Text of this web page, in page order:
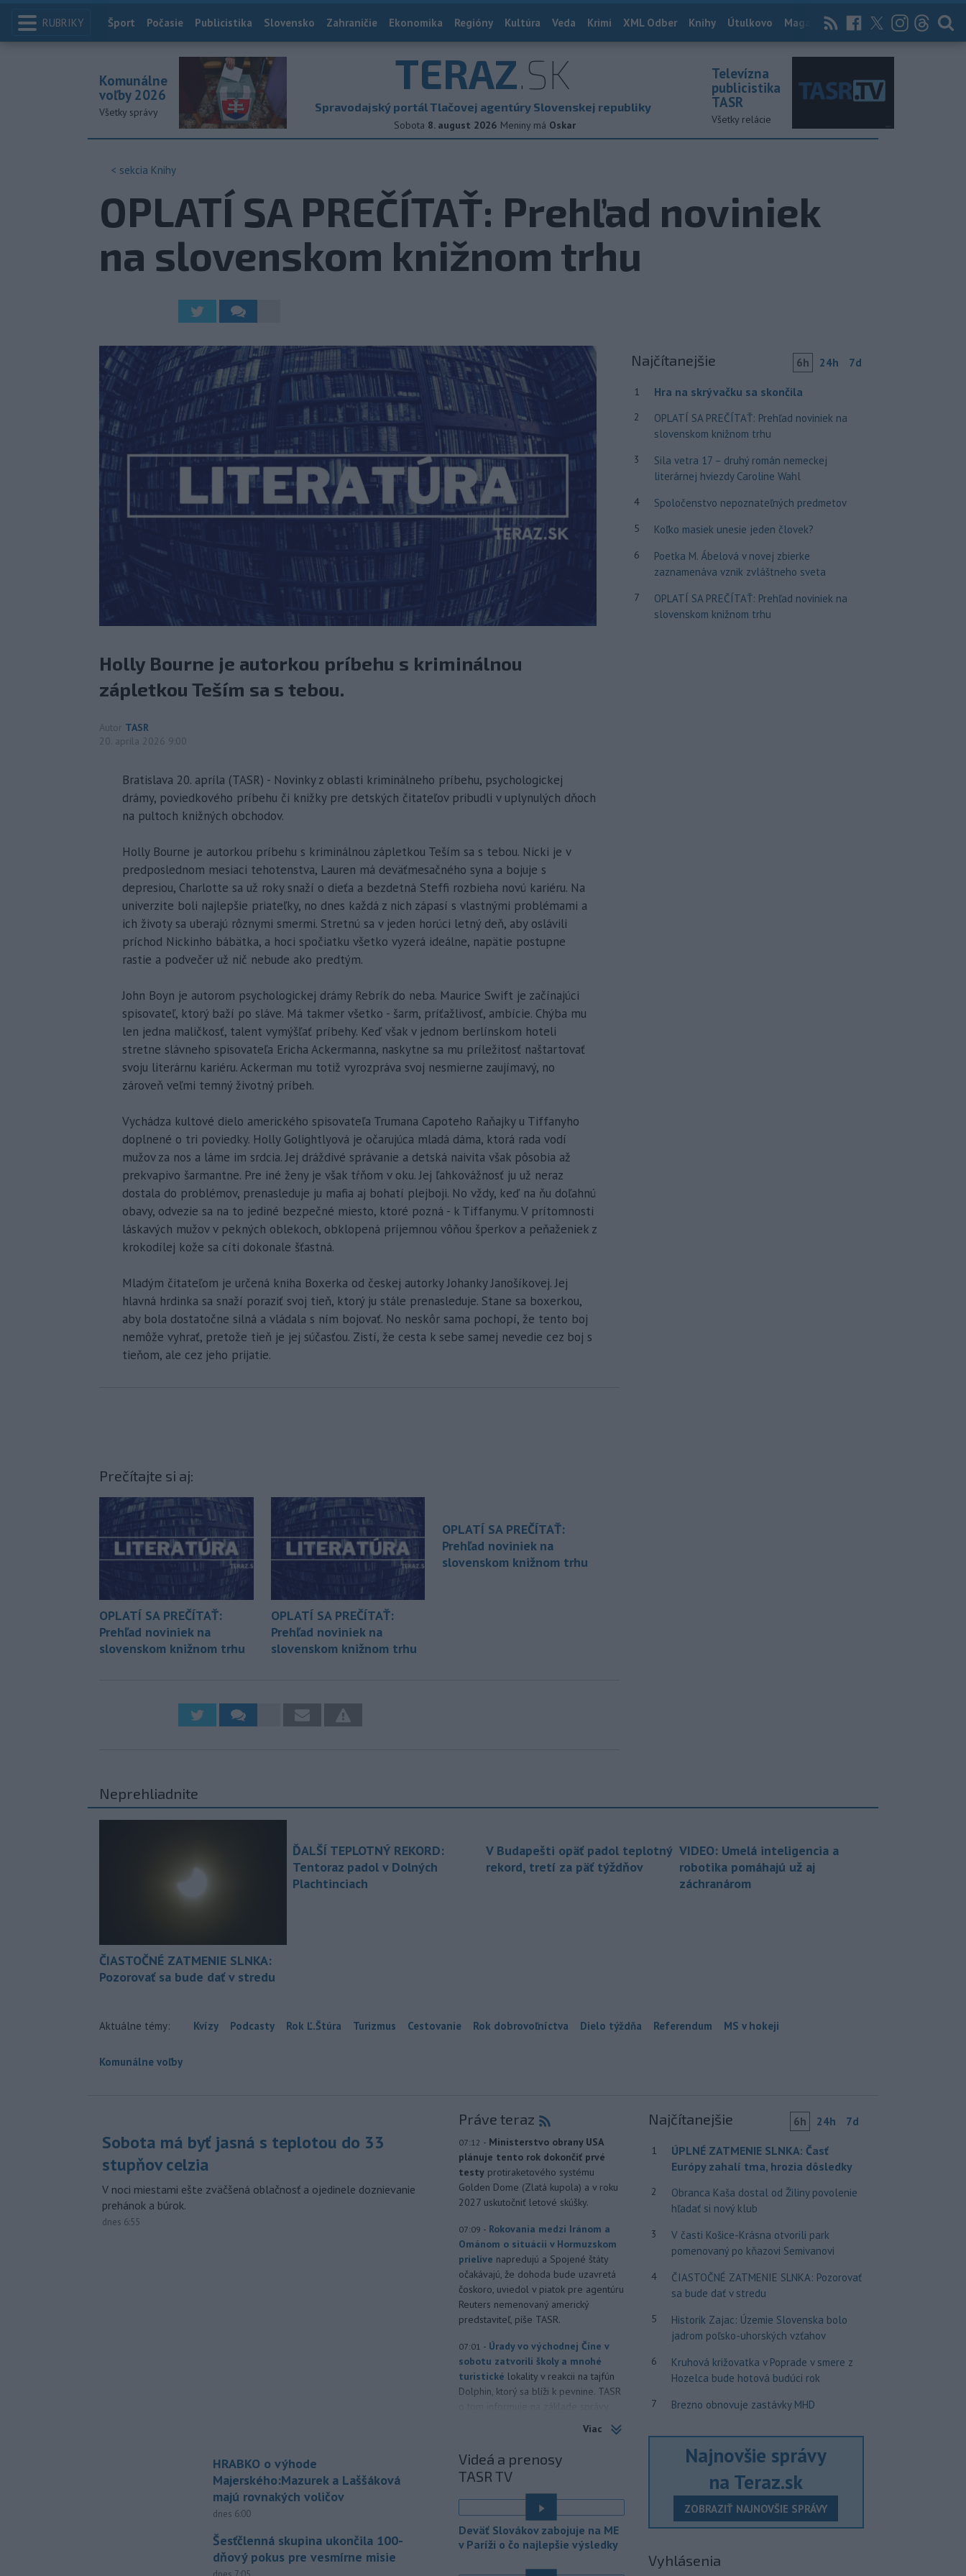
RUBRIKY Index
Šport Počasie Publicistika Slovensko Zahraničie Ekonomika Regióny Kultúra Veda Krimi XML Odber Knihy Útulkovo Magazín News Now Archív
TERAZ.SK
Spravodajský portál Tlačovej agentúry Slovenskej republiky
Sobota 8. august 2026 Meniny má Oskar
Komunálne
voľby 2026
Všetky správy
Televízna
publicistika
TASR
Všetky relácie
< sekcia Knihy
OPLATÍ SA PREČÍTAŤ: Prehľad noviniek
na slovenskom knižnom trhu
Holly Bourne je autorkou príbehu s kriminálnou
zápletkou Teším sa s tebou.
Autor TASR
20. apríla 2026 9:00
Bratislava 20. apríla (TASR) - Novinky z oblasti kriminálneho príbehu, psychologickej
drámy, poviedkového príbehu či knižky pre detských čitateľov pribudli v uplynulých dňoch
na pultoch knižných obchodov.
Holly Bourne je autorkou príbehu s kriminálnou zápletkou Teším sa s tebou. Nicki je v
predposlednom mesiaci tehotenstva, Lauren má deväťmesačného syna a bojuje s
depresiou, Charlotte sa už roky snaží o dieťa a bezdetná Steffi rozbieha novú kariéru. Na
univerzite boli najlepšie priateľky, no dnes každá z nich zápasí s vlastnými problémami a
ich životy sa uberajú rôznymi smermi. Stretnú sa v jeden horúci letný deň, aby oslávili
príchod Nickinho bábätka, a hoci spočiatku všetko vyzerá ideálne, napätie postupne
rastie a podvečer už nič nebude ako predtým.
John Boyn je autorom psychologickej drámy Rebrík do neba. Maurice Swift je začínajúci
spisovateľ, ktorý baží po sláve. Má takmer všetko - šarm, príťažlivosť, ambície. Chýba mu
len jedna maličkosť, talent vymýšľať príbehy. Keď však v jednom berlínskom hoteli
stretne slávneho spisovateľa Ericha Ackermanna, naskytne sa mu príležitosť naštartovať
svoju literárnu kariéru. Ackerman mu totiž vyrozpráva svoj nesmierne zaujímavý, no
zároveň veľmi temný životný príbeh.
Vychádza kultové dielo amerického spisovateľa Trumana Capoteho Raňajky u Tiffanyho
doplnené o tri poviedky. Holly Golightlyová je očarujúca mladá dáma, ktorá rada vodí
mužov za nos a láme im srdcia. Jej dráždivé správanie a detská naivita však pôsobia až
prekvapivo šarmantne. Pre iné ženy je však tŕňom v oku. Jej ľahkovážnosť ju už neraz
dostala do problémov, prenasleduje ju mafia aj bohatí plejboji. No vždy, keď na ňu doľahnú
obavy, odvezie sa na to jediné bezpečné miesto, ktoré pozná - k Tiffanymu. V prítomnosti
láskavých mužov v pekných oblekoch, obklopená príjemnou vôňou šperkov a peňaženiek z
krokodílej kože sa cíti dokonale šťastná.
Mladým čitateľom je určená kniha Boxerka od českej autorky Johanky Janošíkovej. Jej
hlavná hrdinka sa snaží poraziť svoj tieň, ktorý ju stále prenasleduje. Stane sa boxerkou,
aby bola dostatočne silná a vládala s ním bojovať. No neskôr sama pochopí, že tento boj
nemôže vyhrať, pretože tieň je jej súčasťou. Zistí, že cesta k sebe samej nevedie cez boj s
tieňom, ale cez jeho prijatie.
Prečítajte si aj:
OPLATÍ SA PREČÍTAŤ:
Prehľad noviniek na
slovenskom knižnom trhu
OPLATÍ SA PREČÍTAŤ:
Prehľad noviniek na
slovenskom knižnom trhu
OPLATÍ SA PREČÍTAŤ:
Prehľad noviniek na
slovenskom knižnom trhu
Najčítanejšie 6h 24h 7d
1 Hra na skrývačku sa skončila
2
OPLATÍ SA PREČÍTAŤ: Prehľad noviniek na
slovenskom knižnom trhu
3
Sila vetra 17 – druhý román nemeckej
literárnej hviezdy Caroline Wahl
4 Spoločenstvo nepoznateľných predmetov
5 Koľko masiek unesie jeden človek?
6
Poetka M. Ábelová v novej zbierke
zaznamenáva vznik zvláštneho sveta
7
OPLATÍ SA PREČÍTAŤ: Prehľad noviniek na
slovenskom knižnom trhu
Neprehliadnite
ČIASTOČNÉ ZATMENIE SLNKA:
Pozorovať sa bude dať v stredu
ĎALŠÍ TEPLOTNÝ REKORD:
Tentoraz padol v Dolných
Plachtinciach
V Budapešti opäť padol teplotný
rekord, tretí za päť týždňov
VIDEO: Umelá inteligencia a
robotika pomáhajú už aj
záchranárom
Aktuálne témy: Kvízy Podcasty Rok Ľ.Štúra Turizmus Cestovanie Rok dobrovoľníctva Dielo týždňa Referendum MS v hokeji
Komunálne voľby
Sobota má byť jasná s teplotou do 33
stupňov celzia
V noci miestami ešte zväčšená oblačnosť a ojedinele doznievanie
prehánok a búrok.
dnes 6:55
HRABKO o výhode
Majerského:Mazurek a Laššáková
majú rovnakých voličov
dnes 6:00
Šesťčlenná skupina ukončila 100-
dňový pokus pre vesmírne misie
Práve teraz
07:12 - Ministerstvo obrany USA
plánuje tento rok dokončiť prvé
testy protiraketového systému
Golden Dome (Zlatá kupola) a v roku
2027 uskutočniť letové skúšky.
07:09 - Rokovania medzi Iránom a
Ománom o situácii v Hormuzskom
prielive napredujú a Spojené štáty
očakávajú, že dohoda bude uzavretá
čoskoro, uviedol v piatok pre agentúru
Reuters nemenovaný americký
predstaviteľ, píše TASR.
07:01 - Úrady vo východnej Číne v
sobotu zatvorili školy a mnohé
turistické lokality v reakcii na tajfún
Dolphin, ktorý sa blíži k pevnine. TASR
Arnaldi vypadol na turnaji ATP
Masters 1000
- Pri požiari lesného porastu v
Trstíne v okrese Trnava zasahuje
takmer 50 hasičov.
Viac
Videá a prenosy
TASR TV
Deväť Slovákov zabojuje na ME
v Paríži o čo najlepšie výsledky
Najčítanejšie 6h 24h 7d
1
ÚPLNÉ ZATMENIE SLNKA: Časť
Európy zahalí tma, hrozia dôsledky
2
Obranca Kaša dostal od Žiliny povolenie
hľadať si nový klub
3
V časti Košice-Krásna otvorili park
pomenovaný po kňazovi Semivanovi
4
ČIASTOČNÉ ZATMENIE SLNKA: Pozorovať
sa bude dať v stredu
5
Historik Zajac: Územie Slovenska bolo
jadrom poľsko-uhorských vzťahov
6
Kruhová križovatka v Poprade v smere z
Hozelca bude hotová budúci rok
7 Brezno obnovuje zastávky MHD
Najnovšie správy
na Teraz.sk
ZOBRAZIŤ NAJNOVŠIE SPRÁVY
Vyhlásenia